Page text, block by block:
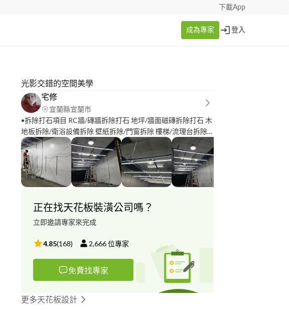
下載App
成為專家 登入
光影交錯的空間美學
宅修
宜蘭縣宜蘭市
•拆除打石項目 RC牆/磚牆拆除打石 地坪/牆面磁磚拆除打石 木
地板拆除/衛浴設備拆除 壁紙拆除/門窗拆除 樓梯/流理台拆除
廚具拆除/室外打石 廢棄物處理清運/其他 •廚房設備 水龍頭/流
理台管線 瓦斯爐/排油煙機 濾水器/哄碗機/洗碗機 其他 •水塔/
馬達/水錶 水塔/水錶 加壓馬達/抽水馬達 其他 •燈具插座 吊燈/
吸頂燈 壁燈/崁燈 軌道燈/山形/輕鋼架燈 插座（110V/220V)/
其他 •裝修項目 衛浴設備/廚房設備 燈具/插座 管線重拉/其他 •
蓬頭 抽風機 一般型熱水器 強制排放熱水器 瞬間加熱型電熱水
正在找天花板裝潢公司嗎？
立即邀請專家來完成
4.85(168) 2,666位專家
免費找專家
更多天花板設計